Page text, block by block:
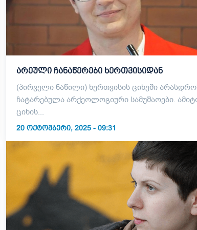
არეული ჩანაწერები ხერთვისიდან
(პირველი ნაწილი) ხერთვისის ციხეში არასდროს
ჩატარებულა არქეოლოგიური სამუშაოები.
ციხის...
20 ᲝᲥᲢᲝᲛᲑᲔᲠᲘ, 2025 - 09:31